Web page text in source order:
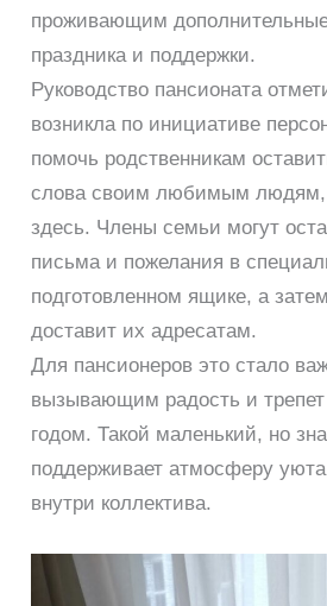
проживающим
праздника и поддержки.
Руководство пансионата
возникла по инициативе
помочь родственникам
слова своим любимым
здесь. Члены семьи могут
письма и пожелания в
подготовленном ящике, а
доставит их адресатам.
Для пансионеров это стало
вызывающим радость и
годом. Такой маленький, но
поддерживает атмосферу
внутри коллектива.